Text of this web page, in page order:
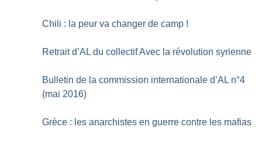
Chili : la peur va changer de camp !
Retrait d’AL du collectif Avec la révolution syrienne
Bulletin de la commission internationale d’AL n°4
(mai 2016)
Grèce : les anarchistes en guerre contre les mafias